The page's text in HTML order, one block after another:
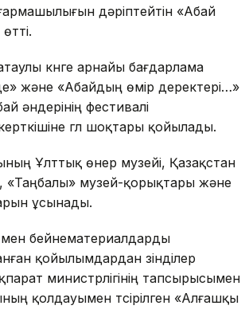
дәріптейтін «Абай
күнге арнайы бағдарлама
және «Абайдың өмір деректері…»
әндерінің фестивалі
гүл шоқтары қойылады.
Ұлттық өнер музейі, Қазақстан
«Таңбалы» музей-қорықтары және
ұсынады.
бейнематериалдарды
қойылымдардан үзінділер
министрлігінің тапсырысымен
қолдауымен түсірілген «Алғашқы